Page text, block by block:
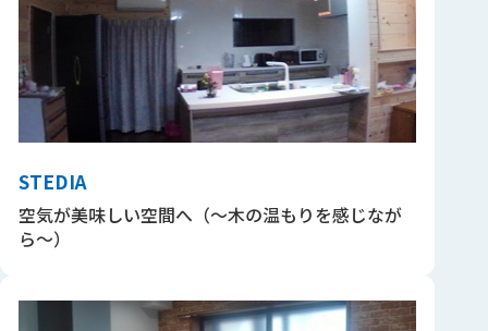
STEDIA
空気が美味しい空間へ（～木の温もりを感じなが
ら～）